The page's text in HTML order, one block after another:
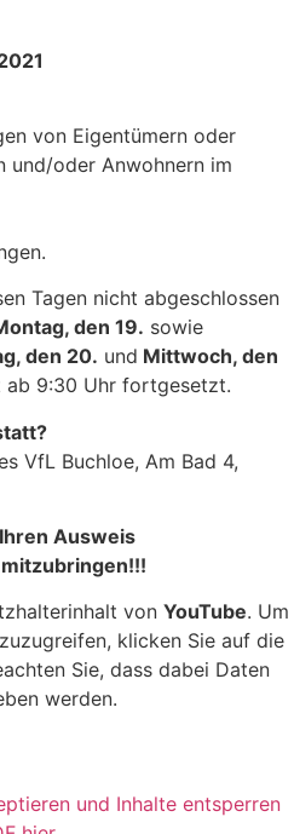
von Eigentümern oder
und/oder Anwohnern im
Tagen nicht abgeschlossen
den 19. sowie
den 20. und Mittwoch, den
ab 9:30 Uhr fortgesetzt.
VfL Buchloe, Am Bad 4,
Ausweis
von YouTube. Um
klicken Sie auf die
Sie, dass dabei Daten
werden.
und Inhalte entsperren